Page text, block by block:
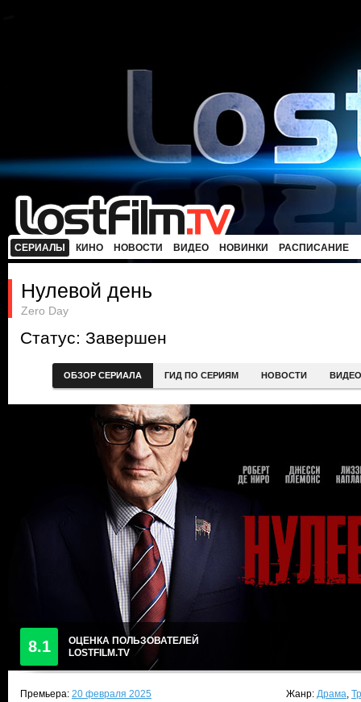
СЕРИАЛЫ КИНО НОВОСТИ ВИДЕО НОВИНКИ РАСПИСАНИЕ
Нулевой день
Zero Day
Статус: Завершен
ОБЗОР СЕРИАЛА ГИД ПО СЕРИЯМ НОВОСТИ ВИДЕО
8.1
ОЦЕНКА ПОЛЬЗОВАТЕЛЕЙ
LOSTFILM.TV
Премьера: 20 февраля 2025
Жанр: Драма,